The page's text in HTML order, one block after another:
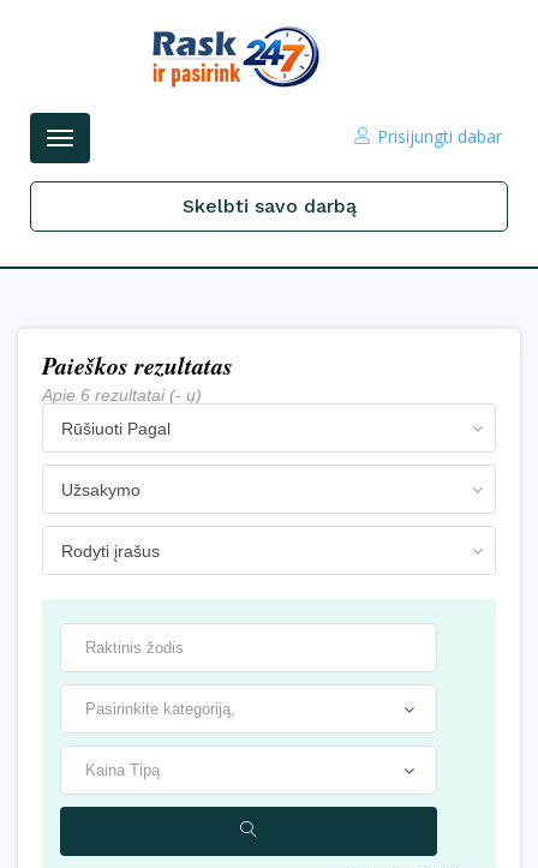
Perjungti
Prisijungti dabar
Skelbti savo darbą
Paieškos rezultatas
Apie 6 rezultatai (- ų)